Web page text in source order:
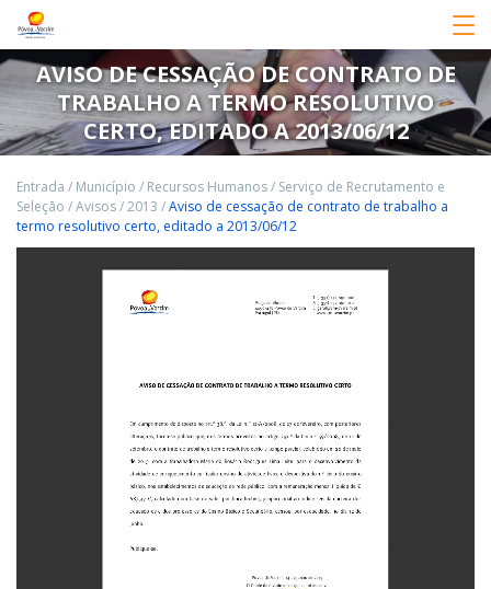
AVISO DE CESSAÇÃO DE CONTRATO DE
TRABALHO A TERMO RESOLUTIVO
CERTO, EDITADO A 2013/06/12
Entrada / Município / Recursos Humanos/ Serviço de Recrutamento e
Seleção /Avisos/2013 /Aviso de cessação de contrato de trabalho a
termo resolutivo certo, editado a 2013/06/12